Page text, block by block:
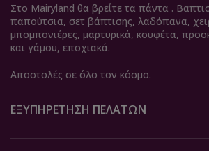
Στο Mairyland θα βρείτε τα πάντα .
παπούτσια, σετ βάπτισης, λαδόπανα,
μπομπονιέρες, μαρτυρικά, κουφέτα,
και γάμου, εποχιακά.
Αποστολές σε όλο τον κόσμο.
ΕΞΥΠΗΡΈΤΗΣΗ ΠΕΛΑΤΏΝ